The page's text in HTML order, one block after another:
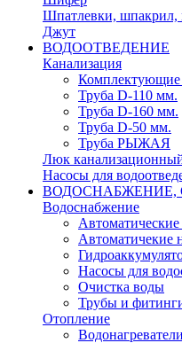
Шпатлевки, шпакрил,
Джут
ВОДООТВЕДЕНИЕ
Канализация
Комплектующие
Труба D-110 мм.
Труба D-160 мм.
Труба D-50 мм.
Труба РЫЖАЯ
Люк
Насосы для
ВОДОСНАБЖЕНИЕ,
Водоснабжение
Автоматичекие
Насосы для
Очистка воды
Трубы и
Отопление
Водонагреватели